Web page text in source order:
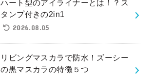
ハート型のアイライナーとは！？ス
タンプ付きの2in1
2026.08.05
リビングマスカラで防水！ズーシー
の黒マスカラの特徴５つ